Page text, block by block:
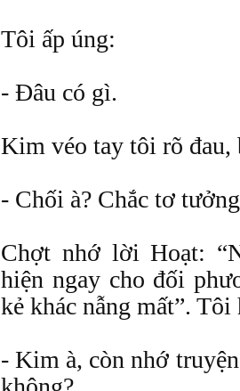
Tôi ấp úng:
- Đâu có gì.
Kim véo tay tôi rõ đau,
- Chối à? Chắc tơ
Chợt nhớ lời Hoạt:
hiện ngay cho đối
kẻ khác nẫng mất”.
- Kim à, còn nhớ